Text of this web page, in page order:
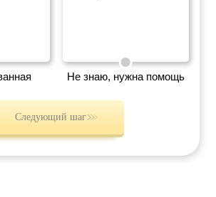
Не знаю, нужна помощь
Следующий шаг